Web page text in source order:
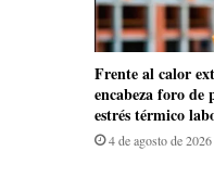
Frente al calor
encabeza foro de
estrés térmico
4 de agosto de 2026